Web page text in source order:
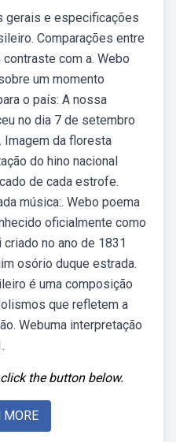
gerais e especificações
Comparações entre
com a. Webo
um momento
o país: A nossa
no dia 7 de setembro
Imagem da floresta
do hino nacional
de cada estrofe.
música:. Webo poema
oficialmente como
no ano de 1831
osório duque estrada.
é uma composição
que refletem a
Webuma interpretação
the button below.
MORE